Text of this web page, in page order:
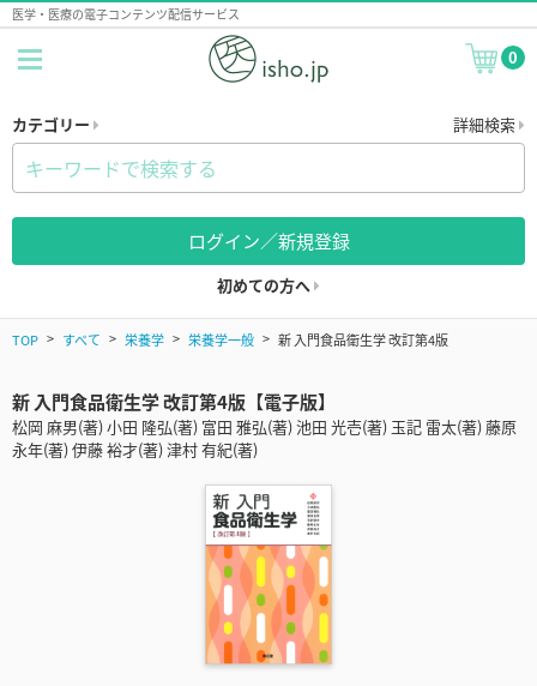
医学・医療の電子コンテンツ配信サービス
0
カテゴリー 詳細検索
ログイン／新規登録
初めての方へ
TOP すべて 栄養学 栄養学一般 新 入門食品衛生学 改訂第4版
新 入門食品衛生学 改訂第4版【電子版】
松岡 麻男(著) 小田 隆弘(著) 富田 雅弘(著) 池田 光壱(著) 玉記 雷太(著) 藤原
永年(著) 伊藤 裕才(著) 津村 有紀(著)